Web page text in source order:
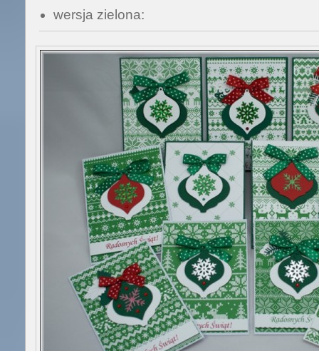
wersja zielona: